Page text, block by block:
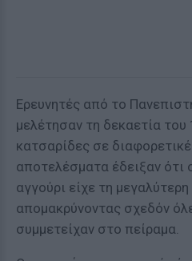
Ερευνητές από το
μελέτησαν τη δεκαετία
κατσαρίδες σε
αποτελέσματα έδειξαν
αγγούρι είχε τη
απομακρύνοντας σχεδόν
συμμετείχαν στο πείραμα.